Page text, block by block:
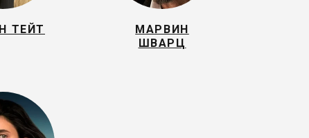
ТЕЙТ
МАРВИН
ШВАРЦ